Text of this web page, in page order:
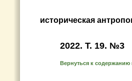
историческая
2022. Т. 19. №3
Вернуться к содержанию